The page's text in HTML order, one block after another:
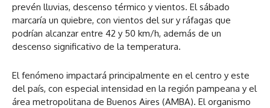
prevén lluvias, descenso térmico y vientos. El sábado
marcaría un quiebre, con vientos del sur y ráfagas que
podrían alcanzar entre 42 y 50 km/h, además de un
descenso significativo de la temperatura.
El fenómeno impactará principalmente en el centro y este
del país, con especial intensidad en la región pampeana y el
área metropolitana de Buenos Aires (AMBA). El organismo